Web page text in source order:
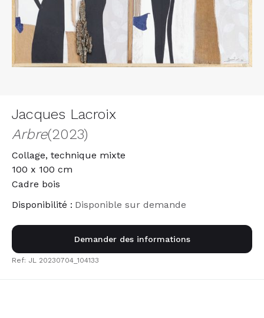
Jacques Lacroix
Arbre(2023)
Collage, technique mixte
100 x 100 cm
Cadre bois
Disponibilité : Disponible sur demande
Demander des informations
Ref: JL 20230704_104133